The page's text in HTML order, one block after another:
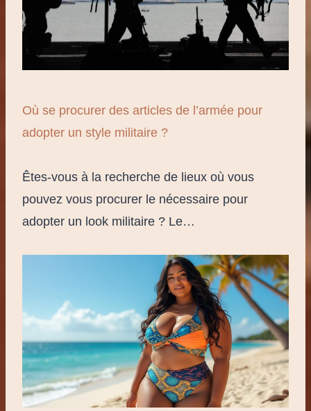
Où se procurer des articles de l’armée pour
adopter un style militaire ?
Êtes-vous à la recherche de lieux où vous
pouvez vous procurer le nécessaire pour
adopter un look militaire ? Le…